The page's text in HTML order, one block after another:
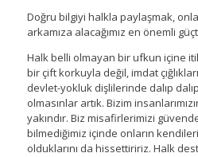
Doğru bilgiyi halkla paylaşmak,
arkamıza alacağımız en önemli
Halk belli olmayan bir ufkun içine
bir çift korkuyla değil, imdat
devlet-yokluk dişlilerinde dalıp
olmasınlar artık. Bizim
yakındır. Biz misafirlerimizi
bilmediğimiz içinde onların
olduklarını da hissettiririz. Halk